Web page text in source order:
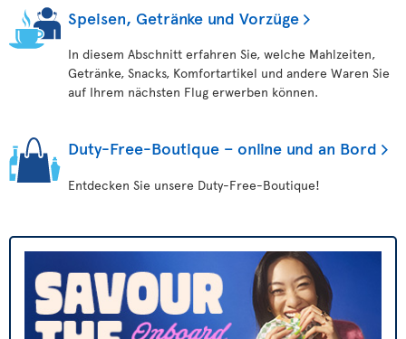
Speisen, Getränke und Vorzüge
In diesem Abschnitt erfahren Sie, welche Mahlzeiten,
Getränke, Snacks, Komfortartikel und andere Waren Sie
auf Ihrem nächsten Flug erwerben können.
Duty-Free-Boutique – online und an Bord
Entdecken Sie unsere Duty-Free-Boutique!